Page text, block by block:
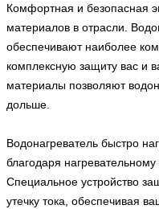
Комфортная и безопасная
материалов в отрасли.
обеспечивают наиболее
комплексную защиту вас и
материалы позволяют
дольше.
Водонагреватель быстро
благодаря
Специальное устройство
утечку тока, обеспечивая